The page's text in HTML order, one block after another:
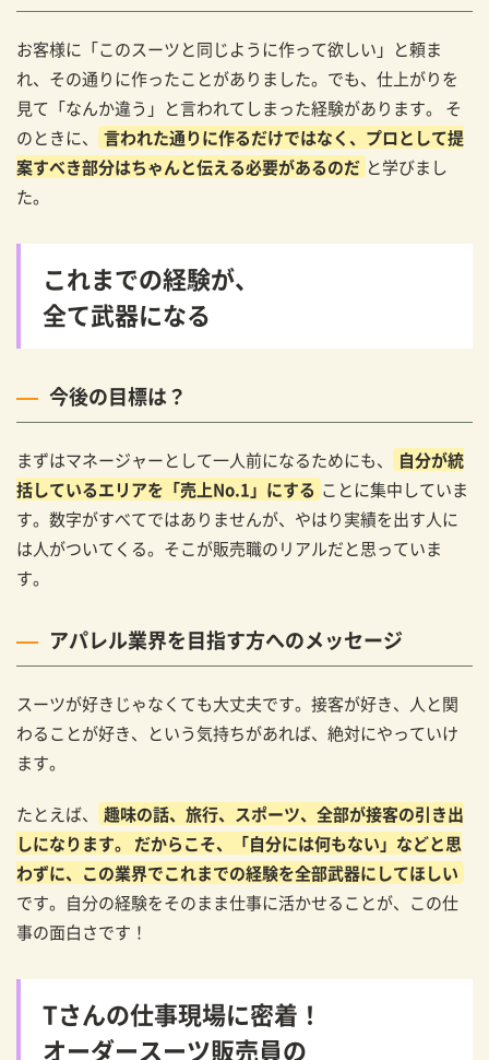
お客様に「このスーツと同じように作って欲しい」と頼ま
れ、その通りに作ったことがありました。でも、仕上がりを
見て「なんか違う」と言われてしまった経験があります。 そ
のときに、
言われた通りに作るだけではなく、プロとして提
案すべき部分はちゃんと伝える必要があるのだ と学びまし
た。
これまでの経験が、
全て武器になる
今後の目標は？
まずはマネージャーとして一人前になるためにも、
自分が統
括しているエリアを「売上No.1」にする ことに集中していま
す。数字がすべてではありませんが、やはり実績を出す人に
は人がついてくる。そこが販売職のリアルだと思っていま
す。
アパレル業界を目指す方へのメッセージ
スーツが好きじゃなくても大丈夫です。接客が好き、人と関
わることが好き、という気持ちがあれば、絶対にやっていけ
ます。
たとえば、
趣味の話、旅行、スポーツ、全部が接客の引き出
しになります。 だからこそ、「自分には何もない」などと思
わずに、この業界でこれまでの経験を全部武器にしてほしい
です。自分の経験をそのまま仕事に活かせることが、この仕
事の面白さです！
Tさんの仕事現場に密着！
オーダースーツ販売員の